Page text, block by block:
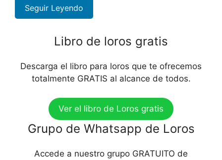
Seguir Leyendo
Libro de loros gratis
Descarga el libro para loros que te ofrecemos
totalmente GRATIS al alcance de todos.
Ver el libro de Loros gratis
Grupo de Whatsapp de Loros
Accede a nuestro grupo GRATUITO de